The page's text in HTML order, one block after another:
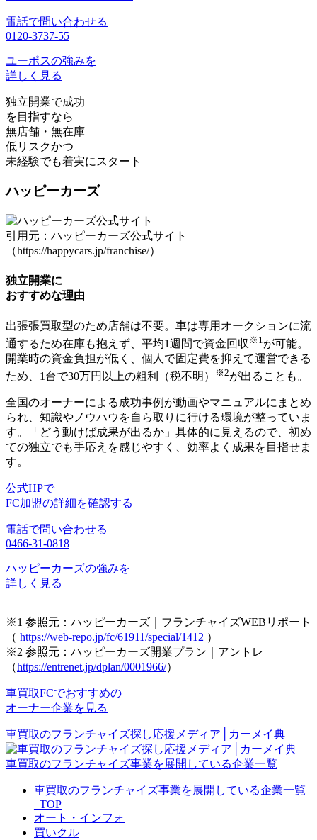
電話で問い合わせる
0120-3737-55
ユーポスの強みを
詳しく見る
独立開業で成功
を目指すなら
無店舗・無在庫
低リスクかつ
未経験でも着実にスタート
ハッピーカーズ
引用元：ハッピーカーズ公式サイト
（https://happycars.jp/franchise/）
独立開業に
おすすめな理由
出張張買取型のため店舗は不要。車は専用オークションに流
通するため在庫も抱えず、平均1週間で資金回収 ※1 が可能。
開業時の資金負担が低く、個人で固定費を抑えて運営できる
ため、1台で30万円以上の粗利（税不明）
※2が出ることも。
全国のオーナーによる成功事例が動画やマニュアルにまとめ
られ、 知識やノウハウを自ら取りに行ける環境が整っていま
す。「どう動けば成果が出るか」具体的に見えるので、初め
ての独立でも手応えを感じやすく、効率よく成果を目指せま
す。
公式HPで
FC加盟の詳細を確認する
電話で問い合わせる
0466-31-0818
ハッピーカーズの強みを
詳しく見る
※1 参照元：ハッピーカーズ｜フランチャイズWEBリポート
（ https://web-repo.jp/fc/61911/special/1412 ）
※2 参照元：ハッピーカーズ開業プラン｜アントレ
（https://entrenet.jp/dplan/0001966/）
車買取FCでおすすめの
オーナー企業を見る
車買取のフランチャイズ探し応援メディア│カーメイ典
車買取のフランチャイズ事業を展開している企業一覧
車買取のフランチャイズ事業を展開している企業一覧
_TOP
オート・インフォ
買いクル